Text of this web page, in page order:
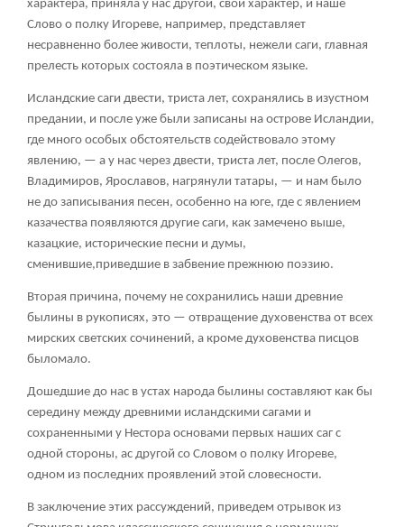
характера, приняла у нас другой, свой характер, и наше
Слово о полку Игореве, например, представляет
несравненно более живости, теплоты, нежели саги, главная
прелесть которых состояла в поэтическом языке.
Исландские саги двести, триста лет, сохранялись в изустном
предании, и после уже были записаны на острове Исландии,
где много особых обстоятельств содействовало этому
явлению, — а у нас через двести, триста лет, после Олегов,
Владимиров, Ярославов, нагрянули татары, — и нам было
не до записывания песен, особенно на юге, где с явлением
казачества появляются другие саги, как замечено выше,
казацкие, исторические песни и думы,
сменившие,приведшие в забвение прежнюю поэзию.
Вторая причина, почему не сохранились наши древние
былины в рукописях, это — отвращение духовенства от всех
мирских светских сочинений, а кроме духовенства писцов
быломало.
Дошедшие до нас в устах народа былины составляют как бы
середину между древними исландскими сагами и
сохраненными у Нестора основами первых наших саг с
одной стороны, ас другой со Словом о полку Игореве,
одном из последних проявлений этой словесности.
В заключение этих рассуждений, приведем отрывок из